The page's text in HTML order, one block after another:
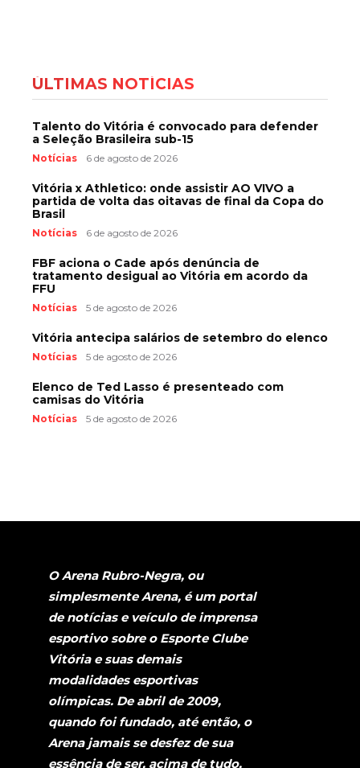
ÚLTIMAS NOTÍCIAS
Talento do Vitória é convocado para defender
a Seleção Brasileira sub-15
Notícias 6 de agosto de 2026
Vitória x Athletico: onde assistir AO VIVO a
partida de volta das oitavas de final da Copa do
Brasil
Notícias 6 de agosto de 2026
FBF aciona o Cade após denúncia de
tratamento desigual ao Vitória em acordo da
FFU
Notícias 5 de agosto de 2026
Vitória antecipa salários de setembro do elenco
Notícias 5 de agosto de 2026
Elenco de Ted Lasso é presenteado com
camisas do Vitória
Notícias 5 de agosto de 2026
O Arena Rubro-Negra, ou
simplesmente Arena, é um portal
de notícias e veículo de imprensa
esportivo sobre o Esporte Clube
Vitória e suas demais
modalidades esportivas
olímpicas. De abril de 2009,
quando foi fundado, até então, o
Arena jamais se desfez de sua
essência de ser, acima de tudo,